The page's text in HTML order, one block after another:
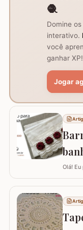
🧶
Domine
interativo.
você
ganhar XP!
Jogar
Olá!
como